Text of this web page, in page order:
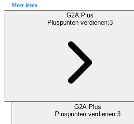
Meer lezen
G2A Plus
Pluspunten verdienen:3
G2A Plus
Pluspunten verdienen:3